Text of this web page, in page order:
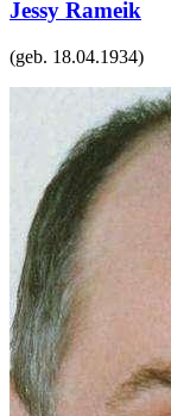
Jessy Rameik
(geb. 18.04.1934)